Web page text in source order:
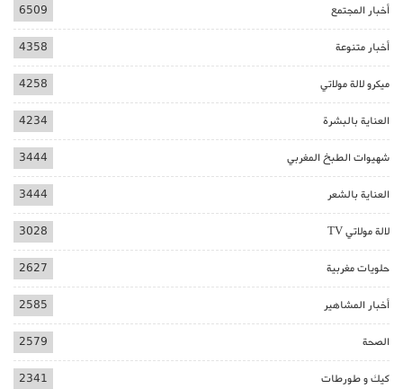
أخبار المجتمع 6509
أخبار متنوعة 4358
ميكرو لالة مولاتي 4258
العناية بالبشرة 4234
شهيوات الطبخ المغربي 3444
العناية بالشعر 3444
لالة مولاتي TV 3028
حلويات مغربية 2627
أخبار المشاهير 2585
الصحة 2579
كيك و طورطات 2341